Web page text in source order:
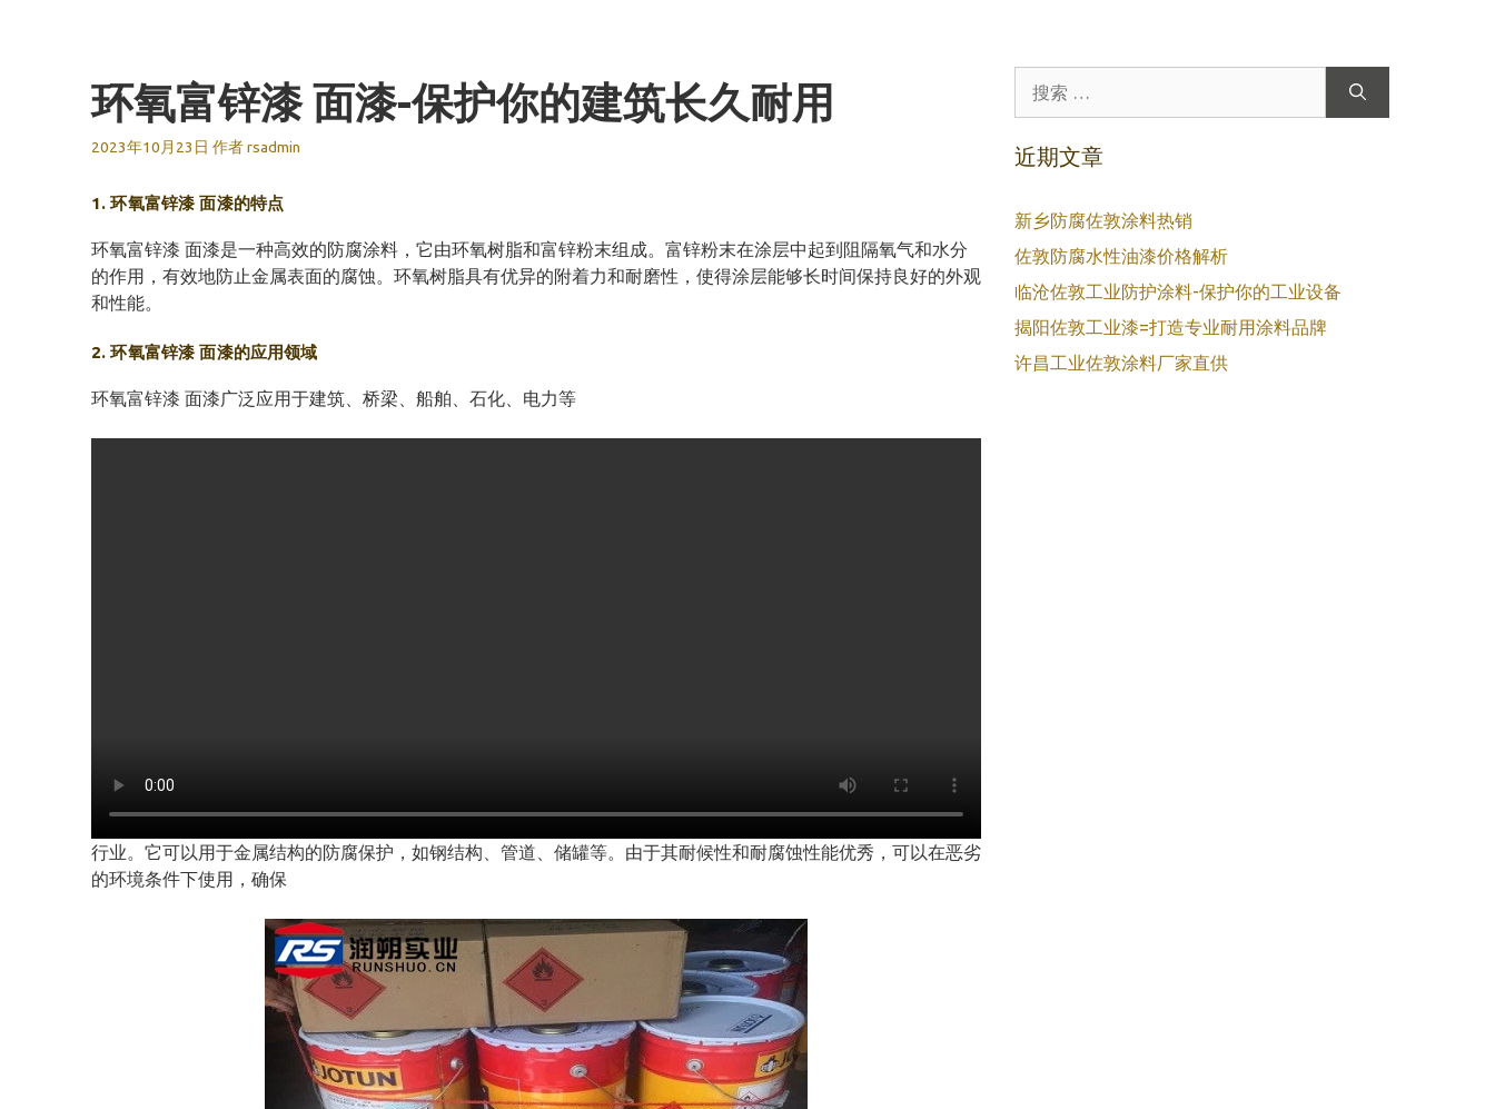
环氧富锌漆 面漆-保护你的建筑长久耐用
2023年10月23日 作者rsadmin
1. 环氧富锌漆 面漆的特点
环氧富锌漆 面漆是一种高效的防腐涂料，它由环氧树脂和富锌粉末组成。富锌粉末在涂层中起到阻隔氧气和水分
的作用，有效地防止金属表面的腐蚀。环氧树脂具有优异的附着力和耐磨性，使得涂层能够长时间保持良好的外观
和性能。
2. 环氧富锌漆 面漆的应用领域
环氧富锌漆 面漆广泛应用于建筑、桥梁、船舶、石化、电力等
行业。它可以用于金属结构的防腐保护，如钢结构、管道、储罐等。由于其耐候性和耐腐蚀性能优秀，可以在恶劣
的环境条件下使用，确保
索：
近期文章
新乡防腐佐敦涂料热销
佐敦防腐水性油漆价格解析
临沧佐敦工业防护涂料-保护你的工业设备
揭阳佐敦工业漆=打造专业耐用涂料品牌
许昌工业佐敦涂料厂家直供